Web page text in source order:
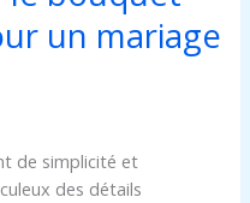
un mariage
de simplicité et
des détails